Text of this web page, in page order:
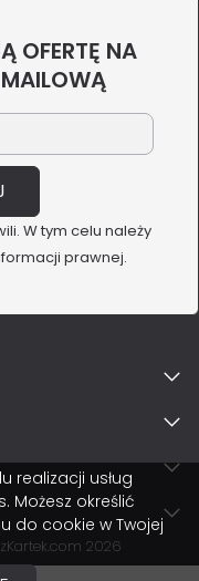
OFERTĘ NA
W tym celu należy
prawnej.
2026
realizacji usług
Możesz określić
do cookie w Twojej